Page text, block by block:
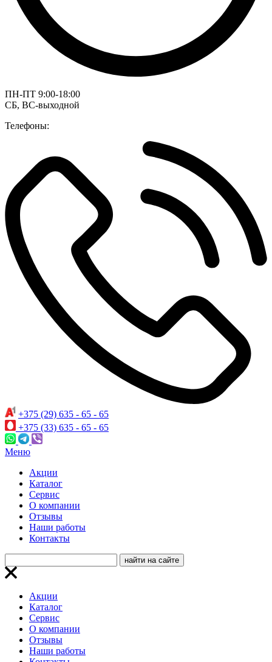
ПН-ПТ 9:00-18:00
СБ, ВС-выходной
Телефоны:
+375 (29) 635 - 65 - 65
+375 (33) 635 - 65 - 65
Меню
Акции
Каталог
Сервис
О компании
Отзывы
Наши работы
Контакты
Акции
Каталог
Сервис
О компании
Отзывы
Наши работы